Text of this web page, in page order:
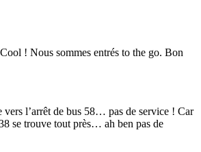
! Nous sommes entrés to the go. Bon
l’arrêt de bus 58… pas de service ! Car
se trouve tout près… ah ben pas de